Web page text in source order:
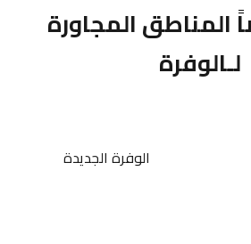
المجاورة
لـالوفرة
الوفرة الجديدة